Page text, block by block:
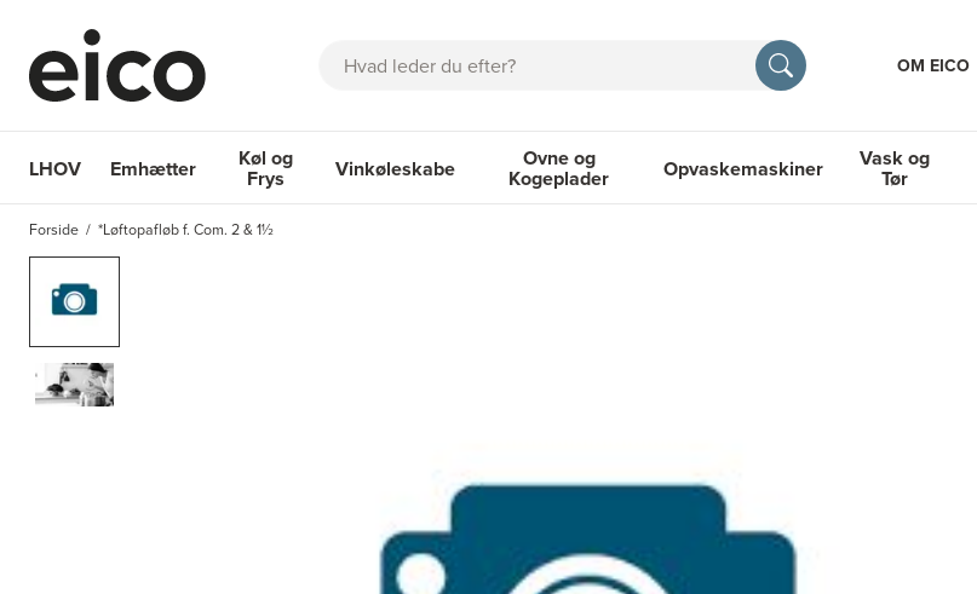
Søg OM EICO
LHOV Emhætter
Emhætter
Køl og
Frys
Køl og Frys
Vinkøleskabe Ovne og
Kogeplader Opvaskemaskiner Vask og
Tør
Forside
*Løftopafløb f. Com. 2 & 1½